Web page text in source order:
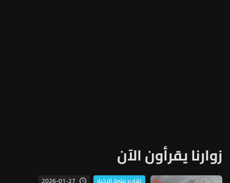
زوارنا يقرأون الآن
2026-01-27